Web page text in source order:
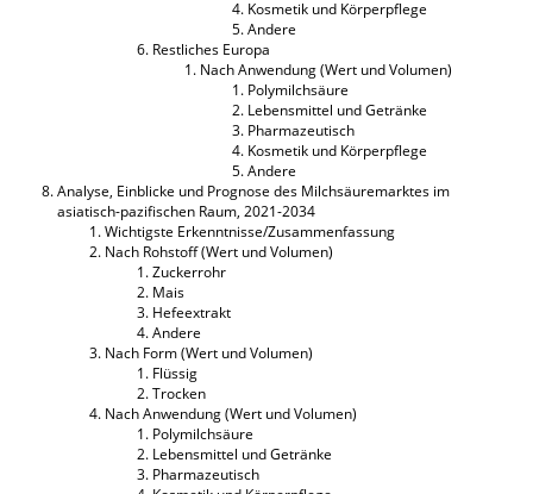
Kosmetik und Körperpflege
Andere
Restliches Europa
Nach Anwendung (Wert und Volumen)
Polymilchsäure
Lebensmittel und Getränke
Pharmazeutisch
Kosmetik und Körperpflege
Andere
Analyse, Einblicke und Prognose des Milchsäuremarktes im
asiatisch-pazifischen Raum, 2021-2034
Wichtigste Erkenntnisse/Zusammenfassung
Nach Rohstoff (Wert und Volumen)
Zuckerrohr
Mais
Hefeextrakt
Andere
Nach Form (Wert und Volumen)
Flüssig
Trocken
Nach Anwendung (Wert und Volumen)
Polymilchsäure
Lebensmittel und Getränke
Pharmazeutisch